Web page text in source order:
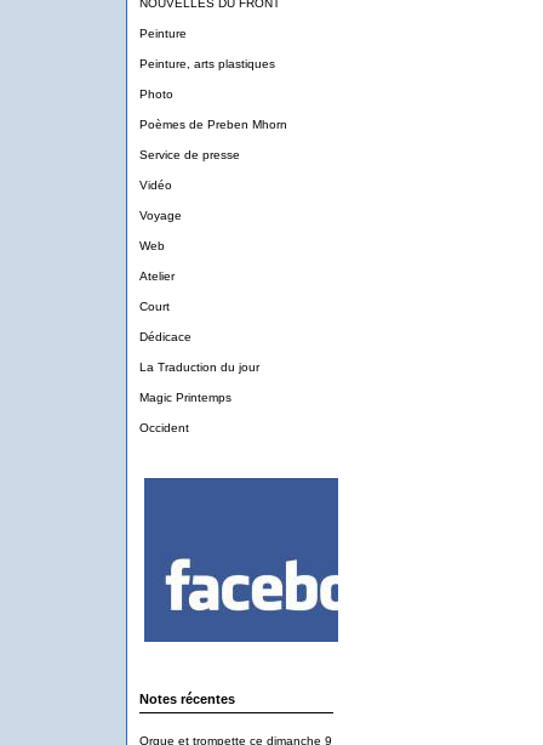
NOUVELLES DU FRONT
Peinture
Peinture, arts plastiques
Photo
Poèmes de Preben Mhorn
Service de presse
Vidéo
Voyage
Web
Atelier
Court
Dédicace
La Traduction du jour
Magic Printemps
Occident
Notes récentes
Orgue et trompette ce dimanche 9